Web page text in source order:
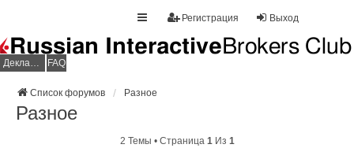
Выход
Регистрация
Декларация НДФЛ FAQ
Список форумов Разное
Разное
2 Темы • Страница 1Из 1